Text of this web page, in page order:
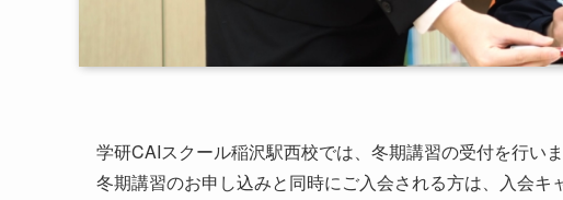
学研CAIスクール稲沢駅西校では、冬期講習の受付を行いま
冬期講習のお申し込みと同時にご入会される方は、入会キ